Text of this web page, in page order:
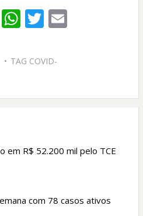
W
at
A
T
itt
E
TAG COVID-
em R$ 52.200 mil pelo TCE
com 78 casos ativos